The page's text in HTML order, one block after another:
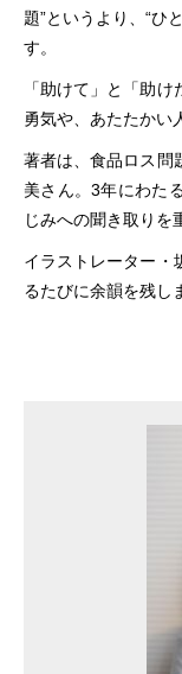
題”というより、“ひ
す。
「助けて」と「助
勇気や、あたたかい
著者は、食品ロス問
美さん。3年にわた
じみへの聞き取りを
イラストレーター・
るたびに余韻を残し